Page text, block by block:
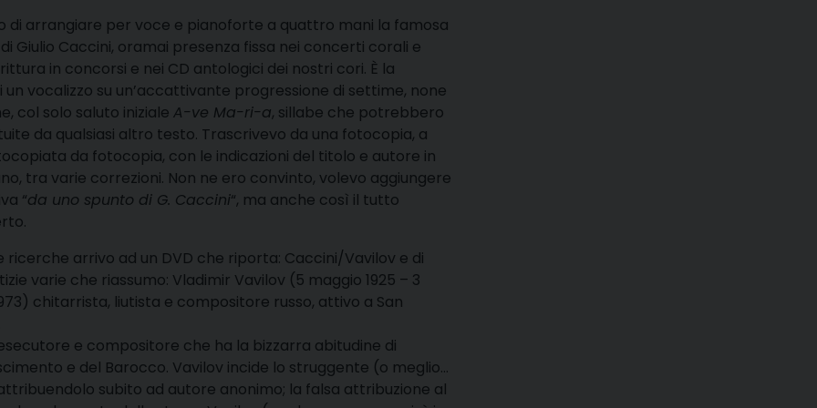
di arrangiare per voce e pianoforte a quattro mani la famosa
di Giulio Caccini, oramai presenza fissa nei concerti corali e
in concorsi e nei CD antologici dei nostri cori. È la
un vocalizzo su un’accattivante progressione di settime, none
col solo saluto iniziale A-ve Ma-ri-a, sillabe che potrebbero
da qualsiasi altro testo. Trascrivevo da una fotocopia, a
da fotocopia, con le indicazioni del titolo e autore in
tra varie correzioni. Non ne ero convinto, volevo aggiungere
“da uno spunto di G. Caccini“, ma anche così il tutto
ricerche arrivo ad un DVD che riporta: Caccini/Vavilov e di
varie che riassumo: Vladimir Vavilov (5 maggio 1925 – 3
chitarrista, liutista e compositore russo, attivo a San
e compositore che ha la bizzarra abitudine di
e del Barocco. Vavilov incide lo struggente (o meglio…
subito ad autore anonimo; la falsa attribuzione al